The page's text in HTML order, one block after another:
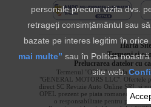
Harta Site
Termeni si
Prelucrarea datelor cu
Termenul "OPEL" si sigla
"GENERAL MOTORS LLC". Ofertele
direct SC Revizie Auto Online SRL si
OPEL prezent pe piata romaneasca.
o responsabilitate pentru
personale precum vizita dvs.
retrageți consimțământul sau
bazate pe interes legitim în
mai multe” sau în Politica
site web.